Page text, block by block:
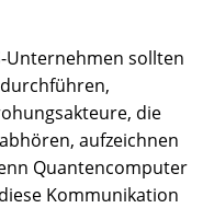
Unternehmen sollten
die
aufzeichnen
Quantencomputer
Kommunikation